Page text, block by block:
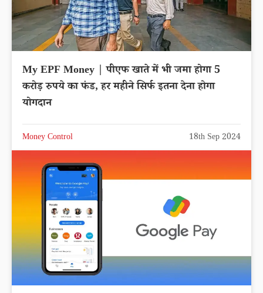
My EPF Money | पीएफ खाते में भी जमा होगा 5
करोड़ रुपये का फंड, हर महीने सिर्फ इतना देना होगा
योगदान
Money Control 18th Sep 2024